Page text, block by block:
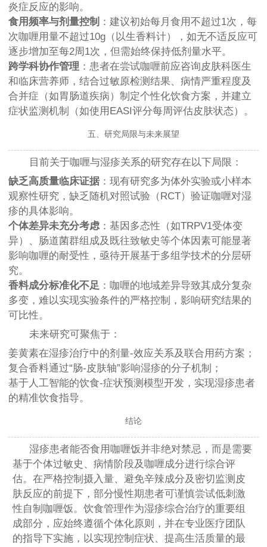
炎症反应的影响。
食用频率与剂量控制 ：建议初始每月食用不超过1次，每
次咖喱用量不超过10g（以生香料计），如无不适反应可
逐步增加至每2周1次，但需始终保持低剂量水平。
跨学科协作管理 ：患者在尝试咖喱前应咨询皮肤科医生
和临床营养师，结合过敏原检测结果、病情严重程度及
合并症（如胃肠道疾病）制定个性化饮食方案，并建立
症状监测机制（如使用EASI评分每周评估皮肤状态）。
五、研究局限与未来展望
目前关于咖喱与湿疹关系的研究存在以下局限：
缺乏高质量临床证据 ：现有研究多为体外实验或小样本
观察性研究，缺乏随机对照试验（RCT）验证咖喱对湿
疹的具体影响。
个体差异未充分考虑：基因多态性（如TRPV1受体变
异）、肠道菌群组成及既往致敏史等个体因素可能显著
影响咖喱的耐受性，亟待开展基于多组学技术的分层研
究。
香料成分标准化不足 ：咖喱的地域差异导致其成分复杂
多变，难以实现实验条件的严格控制，影响研究结果的
可比性。
未来研究可聚焦于：
姜黄素在湿疹治疗中的剂量-效应关系及联合用药方案；
复合香料通过“肠-皮肤轴”影响湿疹的分子机制；
基于人工智能的饮食-症状预测模型开发，实现湿疹患者
的精准饮食指导。
结论
湿疹患者能否食用咖喱饭并非绝对禁忌，而是需要
基于个体过敏史、病情阶段及咖喱成分进行综合评
估。在严格控制摄入量、避免辛辣成分及密切监测皮
肤反应的前提下，部分慢性期患者可谨慎尝试低刺激
性自制咖喱饭。饮食管理作为湿疹综合治疗的重要组
成部分，应始终遵循个体化原则，并在专业医疗团队
的指导下实施，以实现控制症状、提高生活质量的最